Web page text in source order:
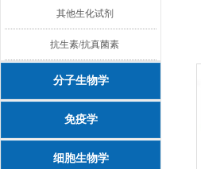
其他生化试剂
抗生素/抗真菌素
分子生物学
免疫学
细胞生物学